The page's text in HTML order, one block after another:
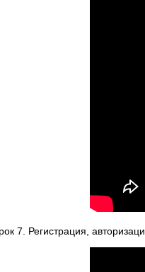
7. Регистрация,